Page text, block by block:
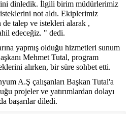
dinledik. İlgili birim müdürlerimiz
isteklerini not aldı. Ekiplerimiz
de talep ve istekleri alarak ,
edeceğiz. " dedi.
yapmış olduğu hizmetleri sunum
Mehmet Tutal, program
alırken, bir süre sohbet etti.
A.Ş çalışanları Başkan Tutal'a
projeler ve yatırımlardan dolayı
başarılar diledi.